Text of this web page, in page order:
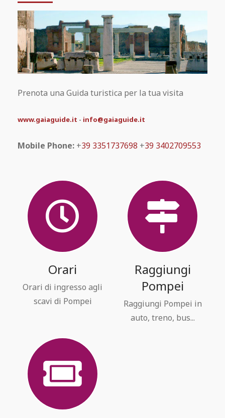
Prenota una Guida turistica per la tua visita
www.gaiaguide.it - info@gaiaguide.it
Mobile Phone: +39 3351737698 +39 3402709553
Orari
Orari di ingresso agli
scavi di Pompei
Raggiungi
Pompei
Raggiungi Pompei in
auto, treno, bus...